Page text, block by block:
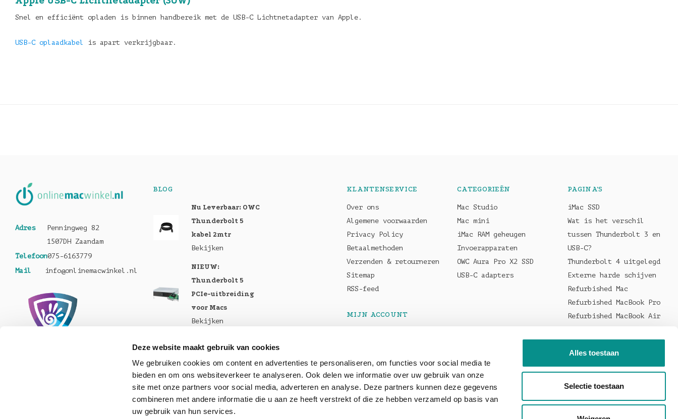
Deze website maakt gebruik van cookies
We gebruiken cookies om content en advertenties te personaliseren, om functies voor social media te
bieden en om ons websiteverkeer te analyseren. Ook delen we informatie over uw gebruik van onze
site met onze partners voor social media, adverteren en analyse. Deze partners kunnen deze gegevens
combineren met andere informatie die u aan ze heeft verstrekt of die ze hebben verzameld op basis van
uw gebruik van hun services.
Alles toestaan
Selectie toestaan
Snel en efficiënt opladen is binnen handbereik met de USB-C Lichtnetadapter van Apple.
USB-C oplaadkabel is apart verkrijgbaar.
Adres
Penningweg 82
1507DH Zaandam
Telefoon075-6163779
Mail
info@onlinemacwinkel.nl
BLOG
Nu Leverbaar: OWC
Thunderbolt 5
kabel 2mtr
Bekijken
NIEUW:
Thunderbolt 5
PCIe-uitbreiding
voor Macs
Bekijken
MacBook Pro M5
Pro en M5 Max
Bekijken
Nu leverbaar: OWC
Helios 5S
KLANTENSERVICE
Over ons
Algemene voorwaarden
Privacy Policy
Betaalmethoden
Verzenden & retourneren
Sitemap
RSS-feed
MIJN ACCOUNT
Mijn tickets
CATEGORIEËN
Mac Studio
Mac mini
iMac RAM geheugen
Invoerapparaten
OWC Aura Pro X2 SSD
USB-C adapters
PAGINA'S
iMac SSD
Wat is het verschil
tussen Thunderbolt 3 en
USB-C?
Thunderbolt 4 uitgelegd
Externe harde schijven
Refurbished Mac
Refurbished MacBook Pro
Refurbished MacBook Air